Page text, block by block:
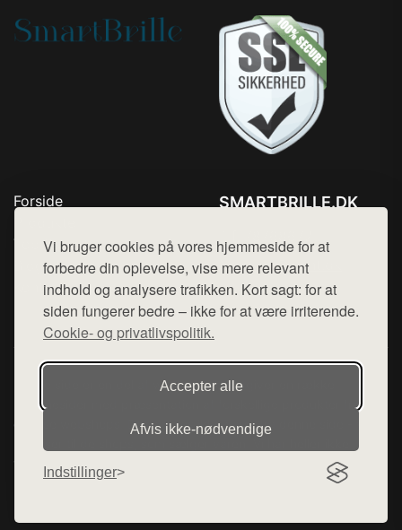
Vi bruger cookies på vores hjemmeside for at
forbedre din oplevelse, vise mere relevant
indhold og analysere trafikken. Kort sagt: for at
siden fungerer bedre – ikke for at være irriterende.
Cookie- og privatlivspolitik.
Accepter alle
Afvis ikke‑nødvendige
Indstillinger
Forside
Top Rabatter
Blog
Kontakt
SMARTBRILLE.DK
Mail: hej@want.dk
Cookie- og privatlivspolitik
Denne side er en del af want.dk, der udgiver en række
hjemmesider med præsentation af forskellige produkter fra
diverse webshops. Der sælges ikke varer fra denne side - vi
varerne på lager.